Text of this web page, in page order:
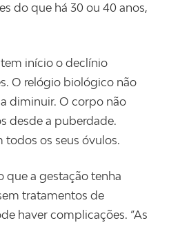
do que há 30 ou 40 anos,
início o declínio
O relógio biológico não
diminuir. O corpo não
desde a puberdade.
todos os seus óvulos.
que a gestação tenha
tratamentos de
haver complicações. “As